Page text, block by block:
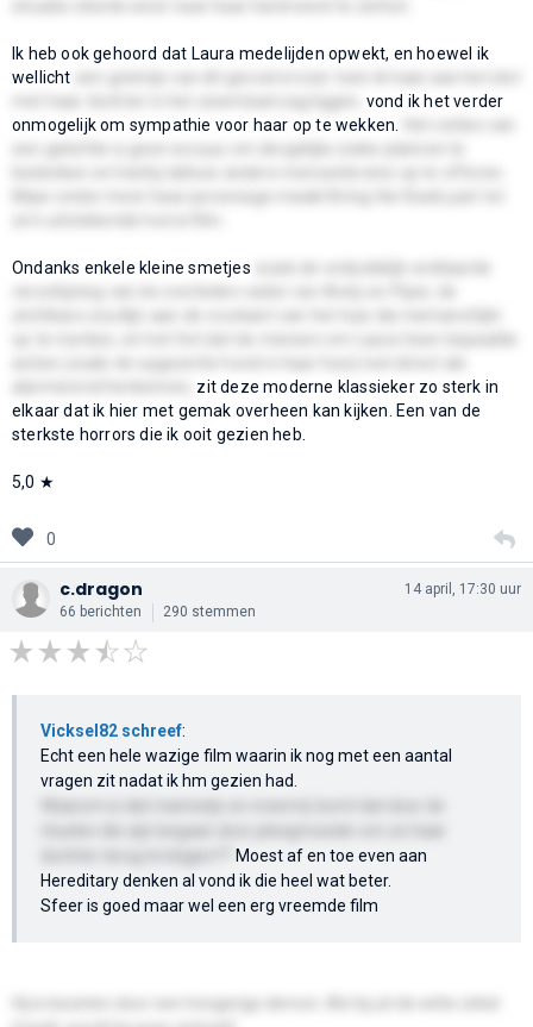
Ik heb ook gehoord dat Laura medelijden opwekt, en hoewel ik
wellicht
vond ik het verder
onmogelijk om sympathie voor haar op te wekken.
Ondanks enkele kleine smetjes
zit deze moderne klassieker zo sterk in
elkaar dat ik hier met gemak overheen kan kijken. Een van de
sterkste horrors die ik ooit gezien heb.
5,0 ★
0
c.dragon
66 berichten 290 stemmen
14 april, 17:30 uur
Vicksel82 schreef:
Echt een hele wazige film waarin ik nog met een aantal
vragen zit nadat ik hm gezien had.
Moest af en toe even aan
Hereditary denken al vond ik die heel wat beter.
Sfeer is goed maar wel een erg vreemde film